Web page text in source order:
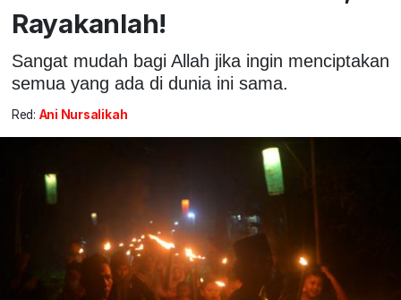
Rayakanlah!
Sangat mudah bagi Allah jika ingin menciptakan
semua yang ada di dunia ini sama.
Red: Ani Nursalikah